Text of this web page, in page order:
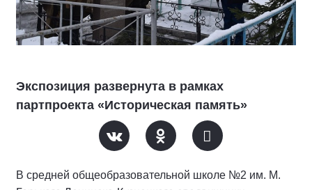
Экспозиция развернута в рамках
партпроекта «Историческая память»
В средней общеобразовательной школе №2 им. М.